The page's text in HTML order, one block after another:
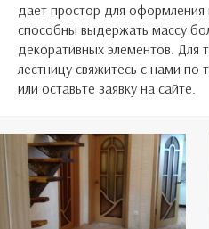
дает простор для оформления
способны выдержать массу
декоративных элементов. Для
лестницу свяжитесь с нами по
или оставьте заявку на сайте.